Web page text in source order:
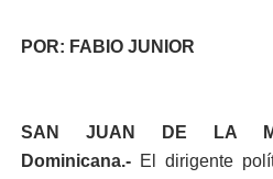
POR: FABIO JUNIOR
SAN JUAN DE LA
Dominicana.- El dirigente